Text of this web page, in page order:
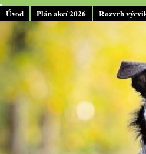
Úvod Plán akcí 2026 Rozvrh